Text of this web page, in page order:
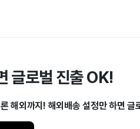
글로벌 진출 OK!
해외까지! 해외배송 설정만 하면 글